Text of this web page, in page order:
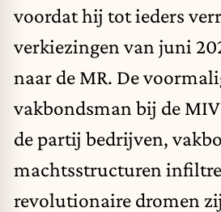
voordat hij tot ieders
verkiezingen van juni
naar de MR. De
vakbondsman bij de
de partij bedrijven,
machtsstructuren
revolutionaire dromen